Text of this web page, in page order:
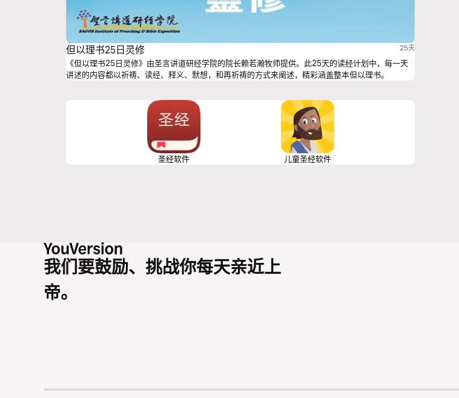
但以理书25日灵修 25天
《但以理书25日灵修》由圣言讲道研经学院的院长赖若瀚牧师提供。此25天的读经计划中，每一天
讲述的内容都以祈祷、读经、释义、默想，和再祈祷的方式来阐述，精彩涵盖整本但以理书。
圣经软件 儿童圣经软件
我们要鼓励、挑战你每天亲近上
帝。